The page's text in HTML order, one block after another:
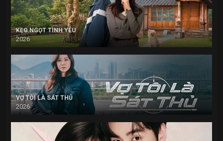
KẸO NGỌT TÌNH YÊU
2026
VỢ TÔI LÀ SÁT THỦ
2026